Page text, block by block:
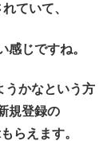
ていて、
じですね。
うかなという方
規登録の
らえます。